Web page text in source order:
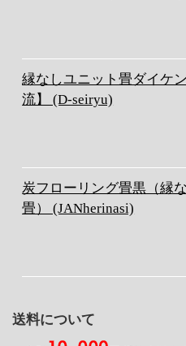
縁なしユニット畳ダイケ
流】 (D-seiryu)
炭フローリング畳黒（縁
畳） (JANherinasi)
送料について